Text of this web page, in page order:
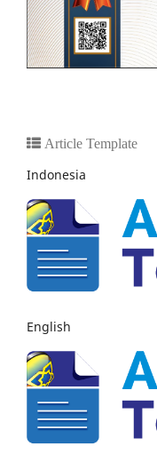
Article Template
Indonesia
English